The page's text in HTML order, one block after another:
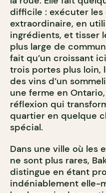
difficile : exécuter les
extraordinaire, en
ingrédients, et tisser
plus large de
fait qu’un croissant
trois portes plus loin,
des vins d’un
une ferme en
réflexion qui
quartier en quelque
spécial.
Dans une ville où les
ne sont plus rares,
distingue en étant
indéniablement elle-